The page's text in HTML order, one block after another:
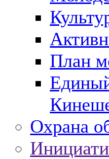
План
Охрана